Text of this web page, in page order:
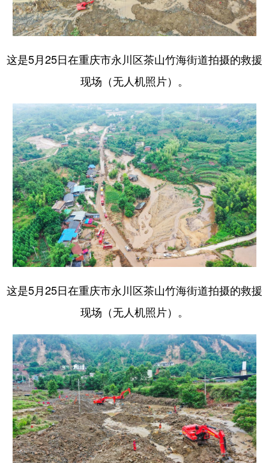
这是5月25日在重庆市永川区茶山竹海街道拍摄的救援
现场（无人机照片）。
这是5月25日在重庆市永川区茶山竹海街道拍摄的救援
现场（无人机照片）。